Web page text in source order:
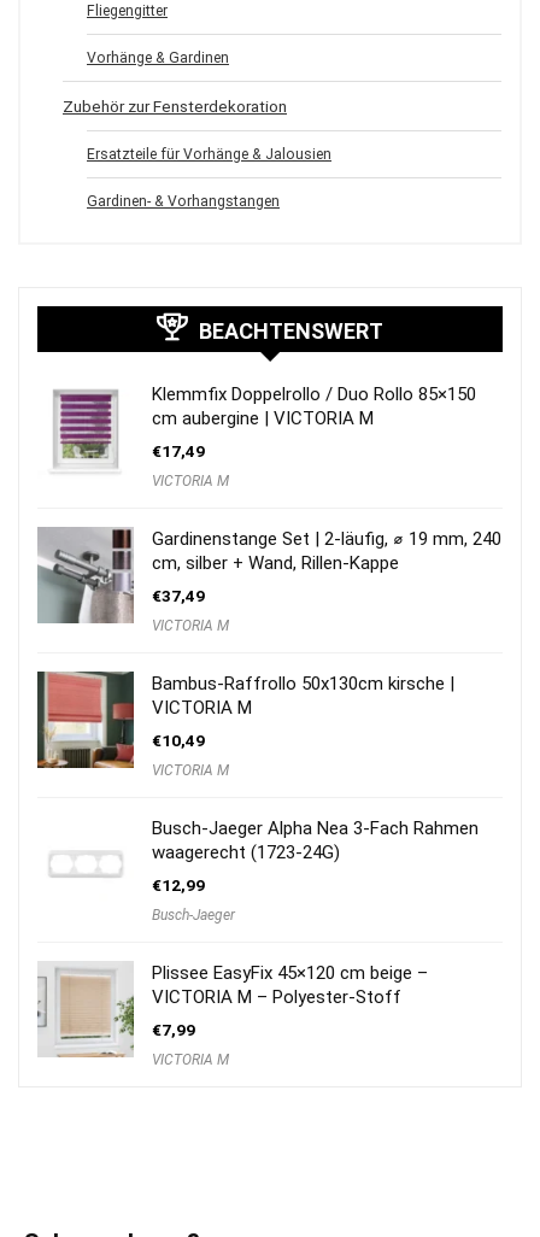
Fliegengitter
Vorhänge & Gardinen
Zubehör zur Fensterdekoration
Ersatzteile für Vorhänge & Jalousien
Gardinen- & Vorhangstangen
BEACHTENSWERT
Klemmfix Doppelrollo / Duo Rollo 85×150
cm aubergine | VICTORIA M
€17,49
VICTORIA M
Gardinenstange Set | 2-läufig, ⌀ 19 mm, 240
cm, silber + Wand, Rillen-Kappe
€37,49
VICTORIA M
Bambus-Raffrollo 50x130cm kirsche |
VICTORIA M
€10,49
VICTORIA M
Busch-Jaeger Alpha Nea 3-Fach Rahmen
waagerecht (1723-24G)
€12,99
Busch-Jaeger
Plissee EasyFix 45×120 cm beige –
VICTORIA M – Polyester-Stoff
€7,99
VICTORIA M